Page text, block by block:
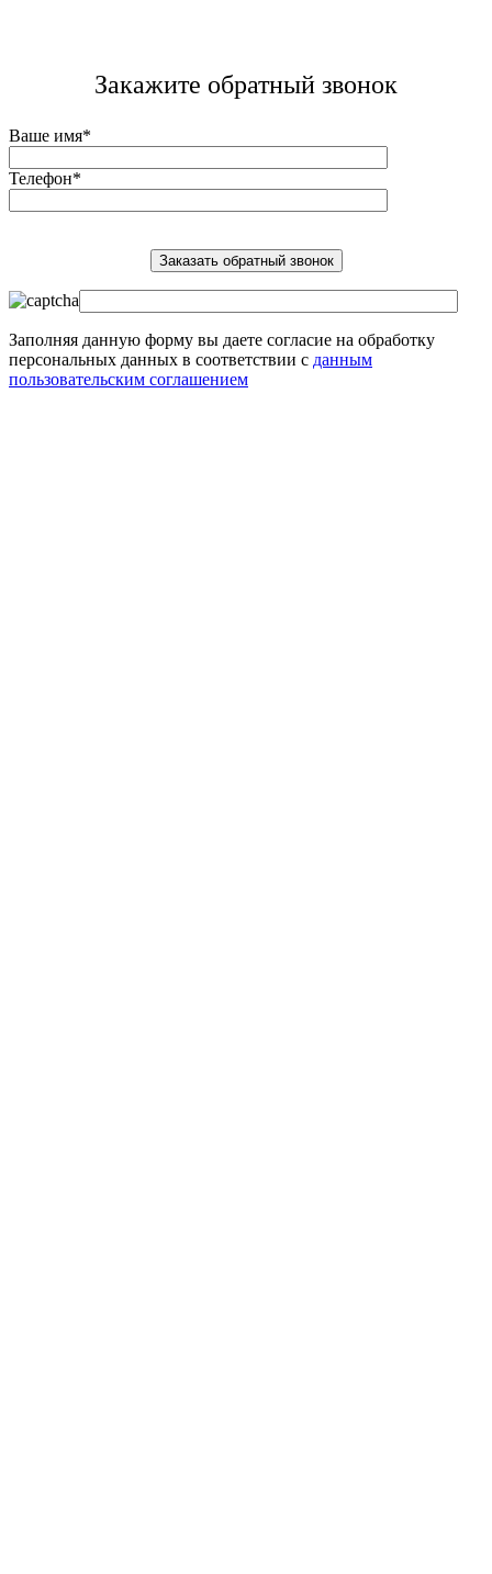
Закажите обратный звонок
Ваше имя*
Телефон*
Заполняя данную форму вы даете согласие на обработку
персональных данных в соответствии с данным
пользовательским соглашением